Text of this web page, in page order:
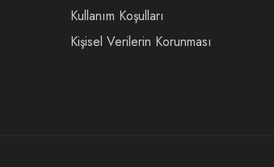
Kullanım Koşulları
Kişisel Verilerin Korunması